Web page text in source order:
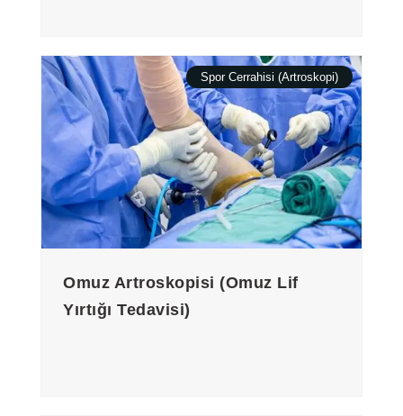
Spor Cerrahisi (Artroskopi)
Omuz Artroskopisi (Omuz Lif
Yırtığı Tedavisi)